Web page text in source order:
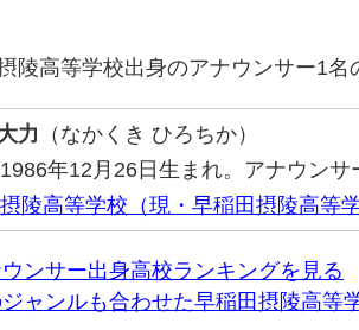
陵高等学校出身のアナウンサー1名
力 （なかくき ひろちか）
1986年12月26日生まれ。アナウンサ
摂陵高等学校（現・早稲田摂陵高等学
ンサー出身高校ランキングを見る
ャンルも合わせた早稲田摂陵高等